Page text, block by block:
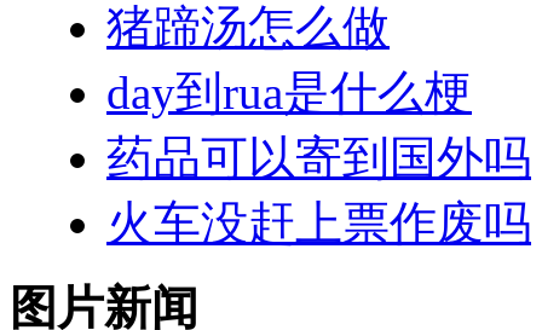
猪蹄汤怎么做
day到rua是什么梗
药品可以寄到国外吗
火车没赶上票作废吗
图片新闻